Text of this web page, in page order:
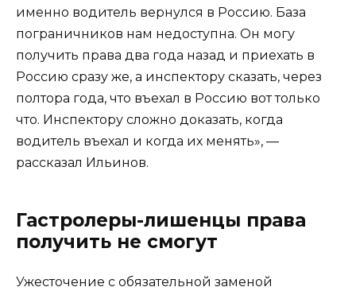
именно водитель вернулся в Россию. База
пограничников нам недоступна. Он могу
получить права два года назад и приехать в
Россию сразу же, а инспектору сказать, через
полтора года, что въехал в Россию вот только
что. Инспектору сложно доказать, когда
водитель въехал и когда их менять», —
рассказал Ильинов.
Гастролеры-лишенцы права
получить не смогут
Ужесточение с обязательной заменой